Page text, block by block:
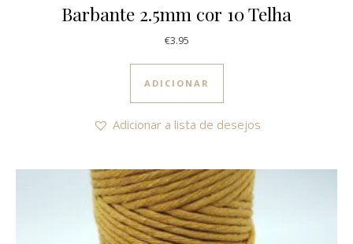
Barbante 2.5mm cor 10 Telha
€3.95
ADICIONAR
Adicionar a lista de desejos